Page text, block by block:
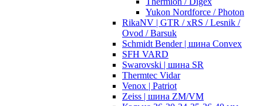
Yukon Nordforce / Photon
RikaNV | GTR / xRS / Lesnik /
Ovod / Barsuk
Schmidt Bender | шина Convex
SFH VARD
Swarovski | шина SR
Thermtec Vidar
Venox | Patriot
Zeiss | шина ZM/VM